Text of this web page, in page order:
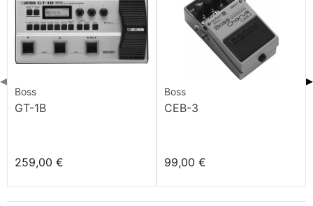
Boss
GT-1B
259,00 €
Boss
CEB-3
99,00 €
◀ ▶